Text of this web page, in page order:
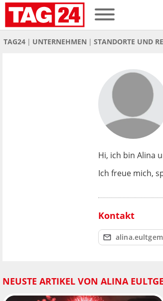
TAG24 UNTERNEHMEN STANDORTE UND
Hi, ich bin Alina
Ich freue mich,
Kontakt
NEUSTE ARTIKEL VON ALINA